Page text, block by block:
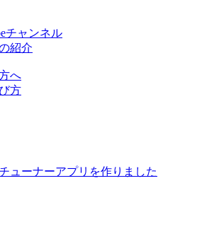
チャンネル
紹介
へ
方
ューナーアプリを作りました